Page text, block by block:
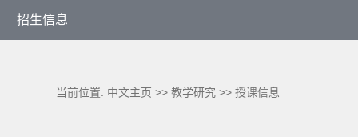
招生信息
当前位置: 中文主页 >>教学研究 >>授课信息